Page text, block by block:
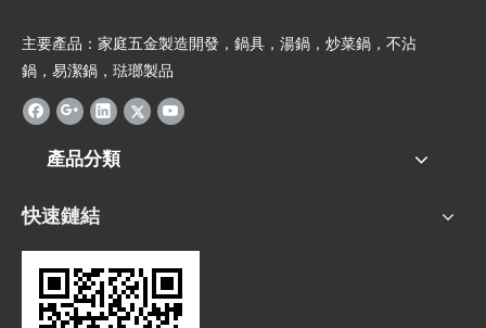
主要產品：家庭五金製造開發，鍋具，湯鍋，炒菜鍋，不沾
鍋，易潔鍋，琺瑯製品
產品分類
快速鏈結